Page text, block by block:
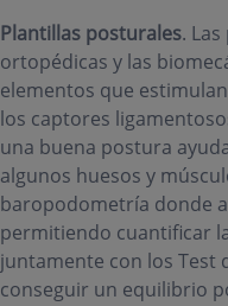
Plantillas posturales.
ortopédicas y las
elementos que
los captores
una buena postura
algunos huesos y
baropodometría donde
permitiendo cuantificar
juntamente con los Test
conseguir un equilibrio